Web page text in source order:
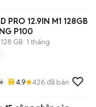
PRO 12.9IN M1 128GB
P100
128 GB 1 tháng
4.9 426 đã bán